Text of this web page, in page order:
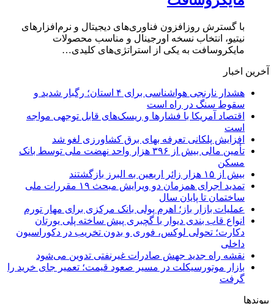
با گسترش روزافزون فناوری‌‌های دیجیتال و نرم‌افزارهای
نیتیو، انتخاب نسخه اورجینال و مناسب محصولات
مایکروسافت به یکی از استراتژی‌های کلیدی…
آخرین اخبار
هشدار نارنجی هواشناسی برای ۴ استان؛ رگبار شدید و
سقوط سنگ در راه است
اقتصاد آمریکا با فشارها و ریسک‌های قابل توجهی مواجه
است
افزایش پلکانی تعرفه بهای برق کشاورزی لغو شد
تأمین مالی بیش از ۳۹۶ هزار واحد نهضت ملی توسط بانک
مسکن
بیش از ۱۵ هزار زائر اربعین به البرز بازگشتند
تمدید اجرای همزمان دو ویرایش مبحث ۱۹ مقررات ملی
ساختمان تا پایان سال
عملیات بازار باز؛ اهرم پولی بانک مرکزی برای مهار تورم
انواع قاب بندی دیوار با گچبری پیش ساخته پلی یورتان
دکارت؛ تحولی لوکس، فوری و بدون تخریب در دکوراسیون
داخلی
نقشه راه جدید جهش صادرات غیرنفتی تدوین می‌شود
بازار موتورسیکلت در مسیر صعود قیمت؛ تعمیر جای خرید را
گرفت
پیوندها